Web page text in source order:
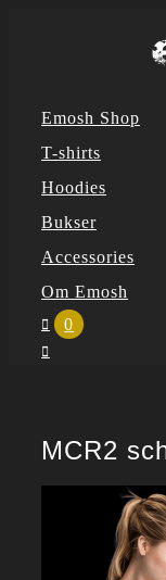
Emosh Shop
T-shirts
Hoodies
Bukser
Accessories
Om Emosh
0
MCR2